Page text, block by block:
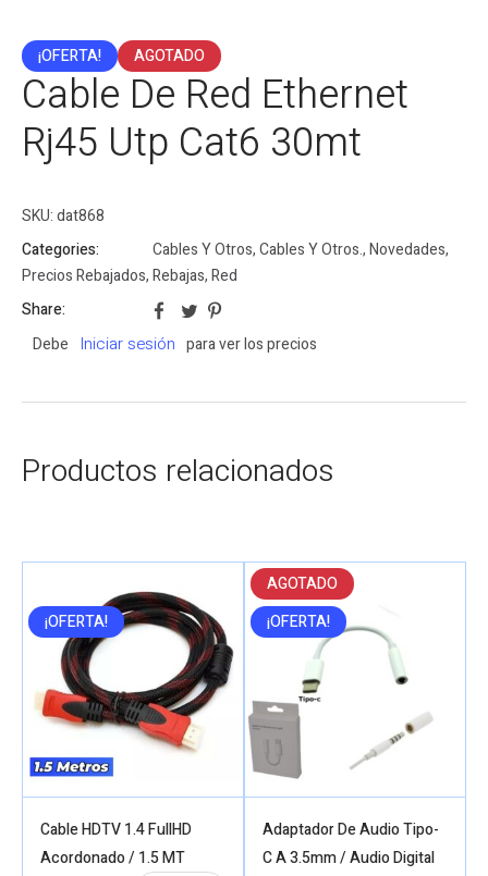
¡OFERTA! AGOTADO
Cable De Red Ethernet
Rj45 Utp Cat6 30mt
SKU:dat868
Categories:
Cables Y Otros,Cables Y Otros.,Novedades,
Precios Rebajados,Rebajas,Red
Share:
Debe
Iniciar sesión para ver los precios
Productos relacionados
¡OFERTA!
Cable HDTV 1.4 FullHD
Acordonado / 1.5 MT
AGOTADO
¡OFERTA!
Adaptador De Audio Tipo-
C A 3.5mm / Audio Digital